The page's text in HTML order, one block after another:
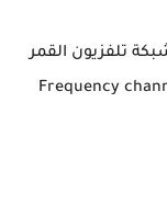
تلفزيون القمر